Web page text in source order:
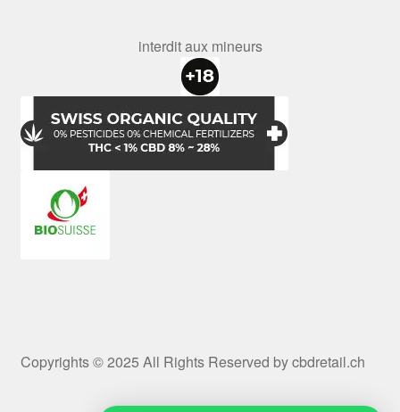
interdit aux mineurs
Copyrights © 2025 All Rights Reserved by cbdretail.ch